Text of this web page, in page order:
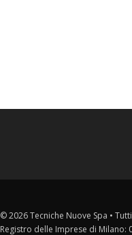
© 2026 Tecniche Nuove Spa •
Registro delle Imprese di Milano: